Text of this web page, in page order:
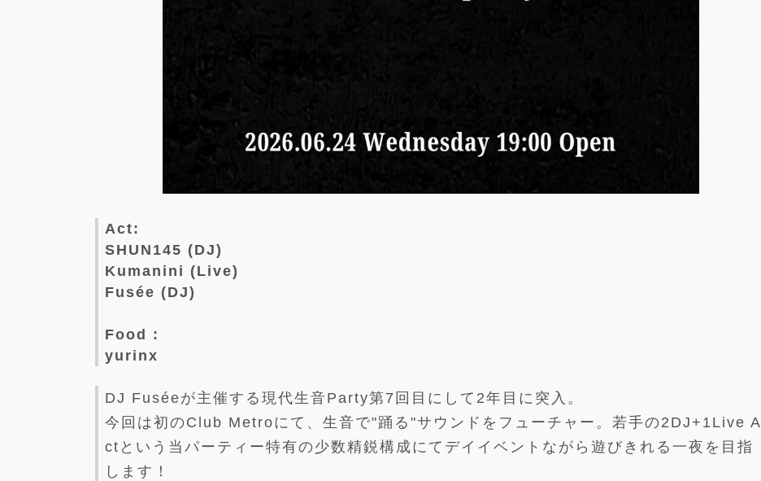
Act:
SHUN145 (DJ)
Kumanini (Live)
Fusée (DJ)
Food :
yurinx
DJ Fuséeが主催する現代生音Party第7回目にして2年目に突入。
今回は初のClub Metroにて、生音で"踊る"サウンドをフューチャー。若手の2DJ+1Live A
ctという当パーティー特有の少数精鋭構成にてデイイベントながら遊びきれる一夜を目指
します！